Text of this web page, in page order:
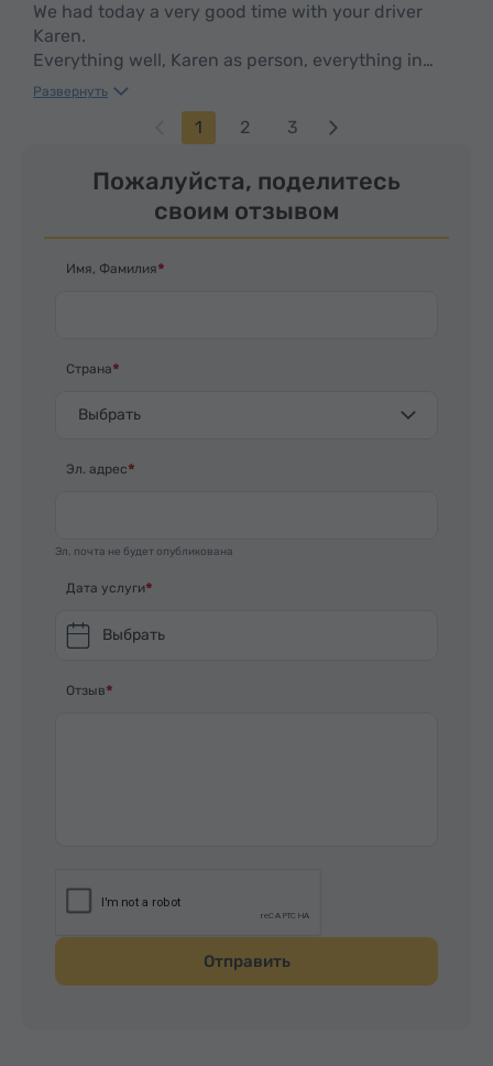
We had today a very good time with your driver
Karen.
Everything well, Karen as person, everything in
time, clean car, smooth drive. We enjoyed, five
Развернуть
1 2 3
Пожалуйста, поделитесь
своим отзывом
Имя, Фамилия
Страна
Выбрать
Эл. адрес
Эл. почта не будет опубликована
Дата услуги
Выбрать
Отзыв
Отправить